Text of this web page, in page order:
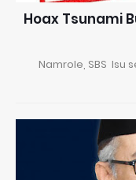
Hoax Tsunami
Namrole, SBS